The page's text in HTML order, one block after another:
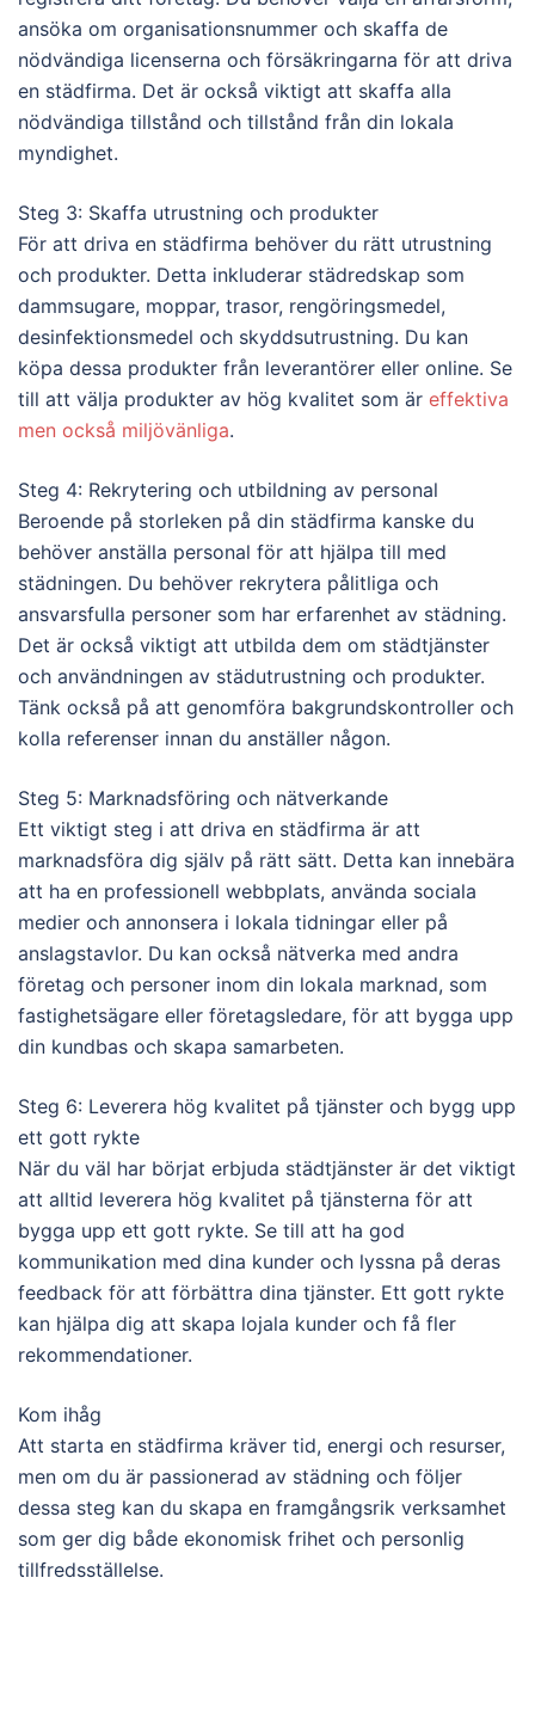
ansöka om organisationsnummer och skaffa de
nödvändiga licenserna och försäkringarna för att driva
en städfirma. Det är också viktigt att skaffa alla
nödvändiga tillstånd och tillstånd från din lokala
myndighet.
Steg 3: Skaffa utrustning och produkter
För att driva en städfirma behöver du rätt utrustning
och produkter. Detta inkluderar städredskap som
dammsugare, moppar, trasor, rengöringsmedel,
desinfektionsmedel och skyddsutrustning. Du kan
köpa dessa produkter från leverantörer eller online. Se
till att välja produkter av hög kvalitet som är effektiva
men också miljövänliga.
Steg 4: Rekrytering och utbildning av personal
Beroende på storleken på din städfirma kanske du
behöver anställa personal för att hjälpa till med
städningen. Du behöver rekrytera pålitliga och
ansvarsfulla personer som har erfarenhet av städning.
Det är också viktigt att utbilda dem om städtjänster
och användningen av städutrustning och produkter.
Tänk också på att genomföra bakgrundskontroller och
kolla referenser innan du anställer någon.
Steg 5: Marknadsföring och nätverkande
Ett viktigt steg i att driva en städfirma är att
marknadsföra dig själv på rätt sätt. Detta kan innebära
att ha en professionell webbplats, använda sociala
medier och annonsera i lokala tidningar eller på
anslagstavlor. Du kan också nätverka med andra
företag och personer inom din lokala marknad, som
fastighetsägare eller företagsledare, för att bygga upp
din kundbas och skapa samarbeten.
Steg 6: Leverera hög kvalitet på tjänster och bygg upp
ett gott rykte
När du väl har börjat erbjuda städtjänster är det viktigt
att alltid leverera hög kvalitet på tjänsterna för att
bygga upp ett gott rykte. Se till att ha god
kommunikation med dina kunder och lyssna på deras
feedback för att förbättra dina tjänster. Ett gott rykte
kan hjälpa dig att skapa lojala kunder och få fler
rekommendationer.
Kom ihåg
Att starta en städfirma kräver tid, energi och resurser,
men om du är passionerad av städning och följer
dessa steg kan du skapa en framgångsrik verksamhet
som ger dig både ekonomisk frihet och personlig
tillfredsställelse.